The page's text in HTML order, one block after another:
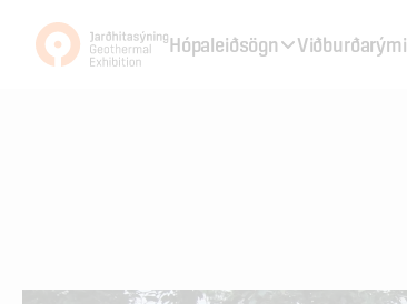
Hópaleiðsögn Viðburðarými